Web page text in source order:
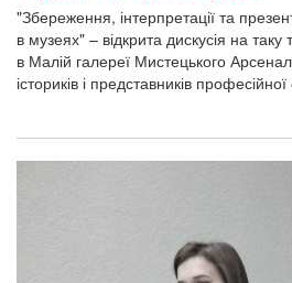
"Збереження, інтерпретації та
в музеях" – відкрита дискусія на
в Малій галереї Мистецького
істориків і представників